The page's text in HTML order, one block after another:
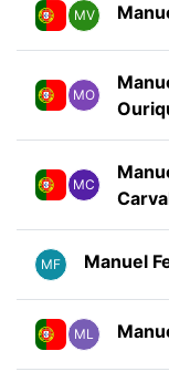
MV
MO
MC
MF Manuel
ML